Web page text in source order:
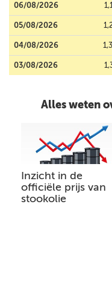
06/08/2026
05/08/2026
04/08/2026
03/08/2026
Alles weten
Inzicht in de
officiële prijs van
stookolie